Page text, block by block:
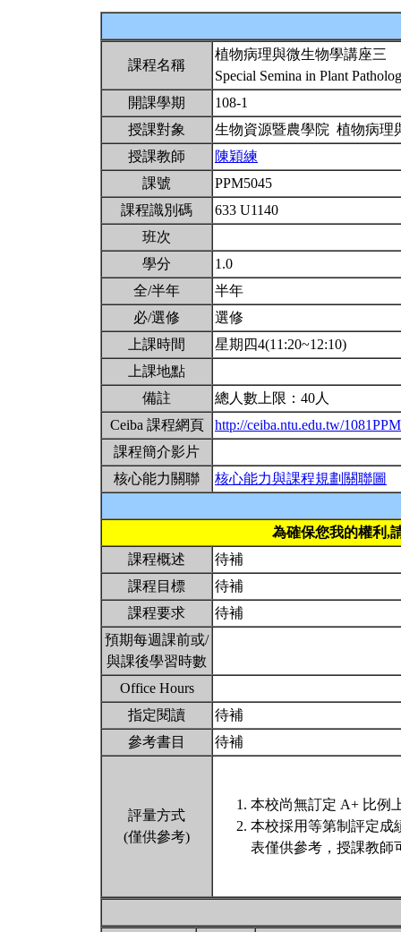
課程名稱
植物病理與微生物學講座三
Special Semina in Plant
開課學期
108-1
授課對象
生物資源暨農學院 植物病
授課教師
陳穎練
課號
PPM5045
課程識別碼
633 U1140
班次
學分
1.0
全/半年
半年
必/選修
選修
上課時間
星期四4(11:20~12:10)
上課地點
備註
總人數上限：40人
Ceiba 課程網頁
http://ceiba.ntu.edu.tw/
課程簡介影片
核心能力關聯
核心能力與課程規劃關聯圖
為確保您我的權利,
課程概述
待補
課程目標
待補
課程要求
待補
預期每週課前或/
與課後學習時數
Office Hours
指定閱讀
待補
參考書目
待補
評量方式
(僅供參考)
本校尚無訂定 A+ 比例
本校採用等第制評定成
表僅供參考，授課教師